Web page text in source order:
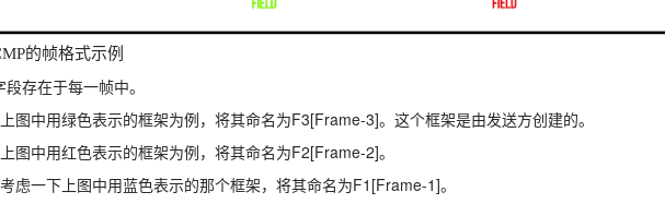
的帧格式示例
段存在于每一帧中。
图中用绿色表示的框架为例，将其命名为F3[Frame-3]。这个框架是由发送方创建的。
图中用红色表示的框架为例，将其命名为F2[Frame-2]。
虑一下上图中用蓝色表示的那个框架，将其命名为F1[Frame-1]。